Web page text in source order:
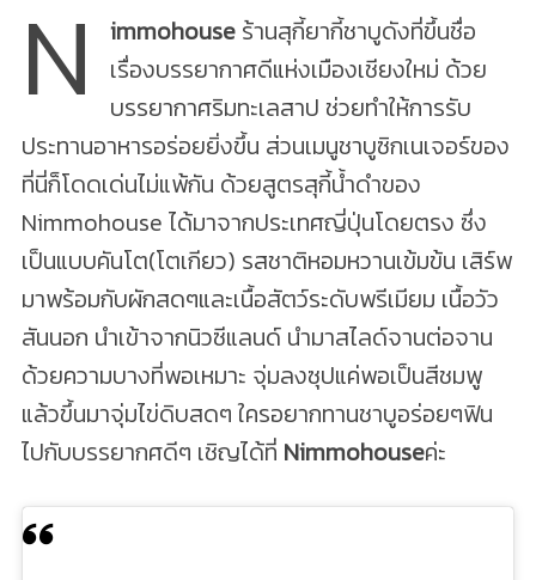
N immohouseร้านสุกี้ยากี้ชาบูดังที่ขึ้นชื่อ
เรื่องบรรยากาศดีแห่งเมืองเชียงใหม่ ด้วย
บรรยากาศริมทะเลสาป ช่วยทำให้การรับ
ประทานอาหารอร่อยยิ่งขึ้น ส่วนเมนูชาบูซิกเนเจอร์ของ
ที่นี่ก็โดดเด่นไม่แพ้กัน ด้วยสูตรสุกี้นํ้าดำของ
Nimmohouse ได้มาจากประเทศญี่ปุ่นโดยตรง ซึ่ง
เป็นแบบคันโต(โตเกียว) รสชาติหอมหวานเข้มข้น เสิร์พ
มาพร้อมกับผักสดๆและเนื้อสัตว์ระดับพรีเมียม เนื้อวัว
สันนอก นำเข้าจากนิวซีแลนด์ นำมาสไลด์จานต่อจาน
ด้วยความบางที่พอเหมาะ จุ่มลงซุปแค่พอเป็นสีชมพู
แล้วขึ้นมาจุ่มไข่ดิบสดๆ ใครอยากทานชาบูอร่อยๆฟิน
ไปกับบรรยากศดีๆ เชิญได้ที่ Nimmohouseค่ะ